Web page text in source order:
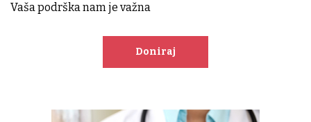
Vaša podrška nam je važna
Doniraj